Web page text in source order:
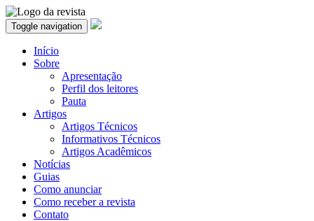
Toggle navigation
Início
Sobre
Apresentação
Perfil dos leitores
Pauta
Artigos
Artigos Técnicos
Informativos Técnicos
Artigos Acadêmicos
Notícias
Guias
Como anunciar
Como receber a revista
Contato